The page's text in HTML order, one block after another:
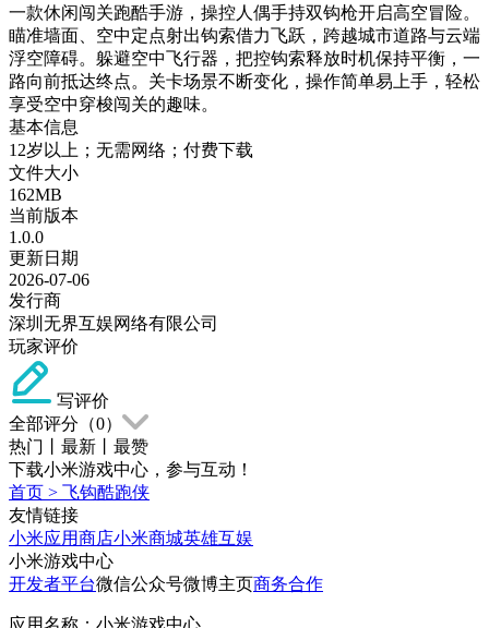
一款休闲闯关跑酷手游，操控人偶手持双钩枪开启高空冒险。
瞄准墙面、空中定点射出钩索借力飞跃，跨越城市道路与云端
浮空障碍。躲避空中飞行器，把控钩索释放时机保持平衡，一
路向前抵达终点。关卡场景不断变化，操作简单易上手，轻松
享受空中穿梭闯关的趣味。
基本信息
12岁以上；无需网络；付费下载
文件大小
162MB
当前版本
1.0.0
更新日期
2026-07-06
发行商
深圳无界互娱网络有限公司
玩家评价
写评价
全部评分（0）
热门
最新
最赞
下载小米游戏中心，参与互动！
首页 > 飞钩酷跑侠
友情链接
小米应用商店小米商城英雄互娱
小米游戏中心
开发者平台微信公众号微博主页商务合作
应用名称：小米游戏中心